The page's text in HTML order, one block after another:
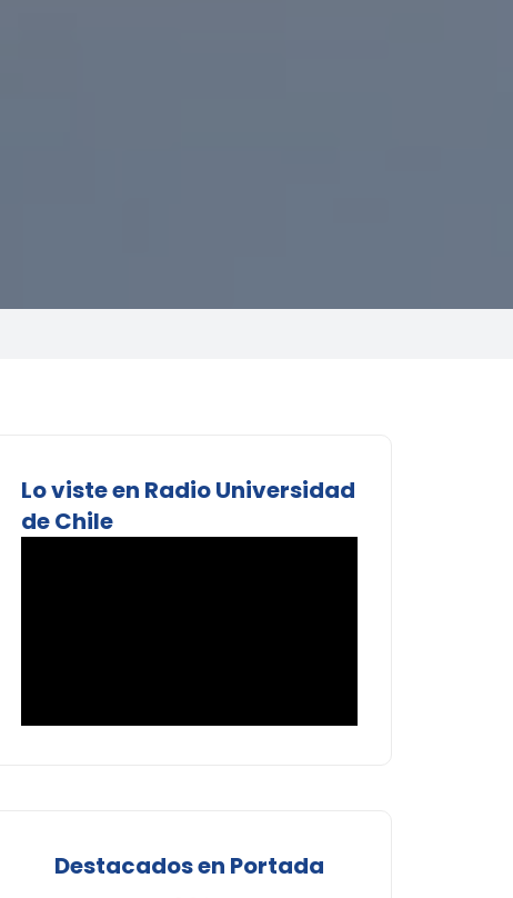
Lo viste en Radio Universidad
de Chile
Destacados en Portada